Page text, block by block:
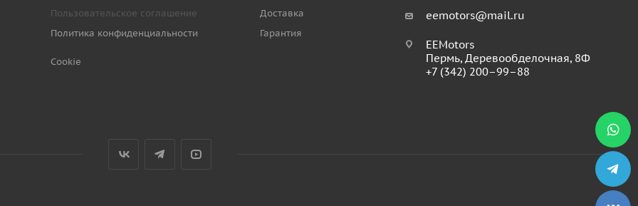
Пользовательское соглашение
Политика конфиденциальности
Cookie
Доставка
Гарантия
eemotors@mail.ru
EEMotors
Пермь, Деревообделочная, 8Ф
+7 (342) 200–99–88